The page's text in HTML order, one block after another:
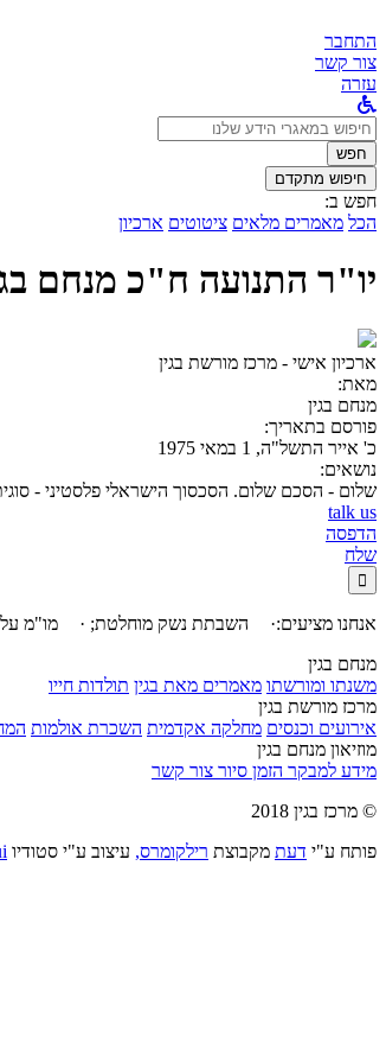
התחבר
צור קשר
עזרה
לחפש
ב:חפש
חיפוש מתקדם
חפש ב:
הכל מאמרים מלאים ציטוטים ארכיון
יו"ר התנועה ח"כ מנחם
ארכיון אישי - מרכז מורשת בגין
מאת:
מנחם בגין
פורסם בתאריך:
כ' אייר התשל"ה, 1 במאי 1975
נושאים:
שלום - הסכם שלום. הסכסוך הישראלי פלסטיני -
talk us
הדפסה
שלח

אנחנו מציעים:· השבתת נשק מוחלטת; · מו"מ
מנחם בגין
משנתו ומורשתו מאמרים מאת בגין תולדות חייו
מרכז מורשת בגין
אירועים וכנסים מחלקה אקדמית השכרת אולמות
מוזיאון מנחם בגין
מידע למבקר הזמן סיור צור קשר
© מרכז בגין 2018
פותח ע"י דעת מקבוצת רילקומרס, עיצוב ע"י סטודיו